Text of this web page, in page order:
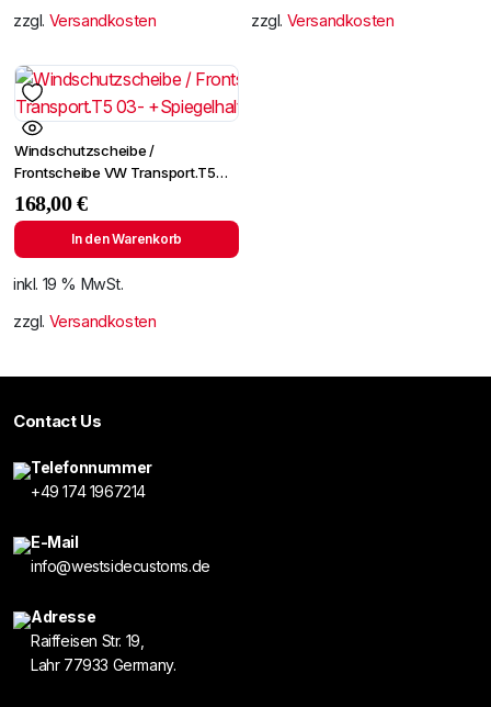
zzgl. Versandkosten zzgl. Versandkosten
Windschutzscheibe /
Frontscheibe VW Transport.T5
03- +Spiegelhalter
168,00€
In den Warenkorb
inkl. 19 % MwSt.
zzgl. Versandkosten
Contact Us
Telefonnummer
+49 174 1967214
E-Mail
info@westsidecustoms.de
Adresse
Raiffeisen Str. 19,
Lahr 77933 Germany.